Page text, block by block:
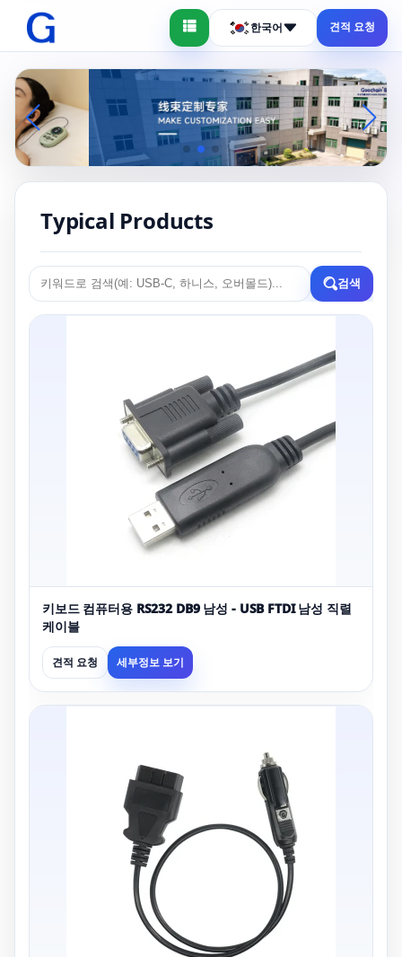
한국어 견적 요청
Typical Products
검색
키보드 컴퓨터용 RS232 DB9 남성 - USB FTDI 남성 직렬
케이블
견적 요청 세부정보 보기